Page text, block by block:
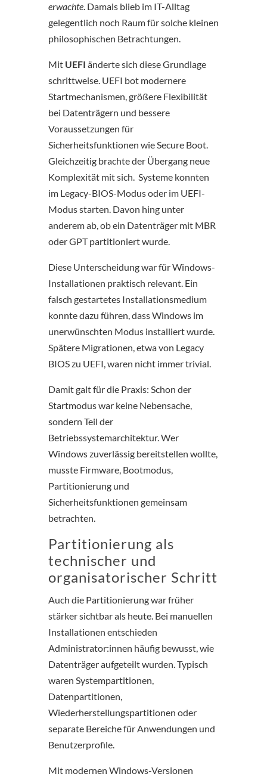
erwachte. Damals blieb im IT-Alltag
gelegentlich noch Raum für solche kleinen
philosophischen Betrachtungen.
Mit UEFI änderte sich diese Grundlage
schrittweise. UEFI bot modernere
Startmechanismen, größere Flexibilität
bei Datenträgern und bessere
Voraussetzungen für
Sicherheitsfunktionen wie Secure Boot.
Gleichzeitig brachte der Übergang neue
Komplexität mit sich. Systeme konnten
im Legacy-BIOS-Modus oder im UEFI-
Modus starten. Davon hing unter
anderem ab, ob ein Datenträger mit MBR
oder GPT partitioniert wurde.
Diese Unterscheidung war für Windows-
Installationen praktisch relevant. Ein
falsch gestartetes Installationsmedium
konnte dazu führen, dass Windows im
unerwünschten Modus installiert wurde.
Spätere Migrationen, etwa von Legacy
BIOS zu UEFI, waren nicht immer trivial.
Damit galt für die Praxis: Schon der
Startmodus war keine Nebensache,
sondern Teil der
Betriebssystemarchitektur. Wer
Windows zuverlässig bereitstellen wollte,
musste Firmware, Bootmodus,
Partitionierung und
Sicherheitsfunktionen gemeinsam
betrachten.
Partitionierung als
technischer und
organisatorischer Schritt
Auch die Partitionierung war früher
stärker sichtbar als heute. Bei manuellen
Installationen entschieden
Administrator:innen häufig bewusst, wie
Datenträger aufgeteilt wurden. Typisch
waren Systempartitionen,
Datenpartitionen,
Wiederherstellungspartitionen oder
separate Bereiche für Anwendungen und
Benutzerprofile.
Mit modernen Windows-Versionen